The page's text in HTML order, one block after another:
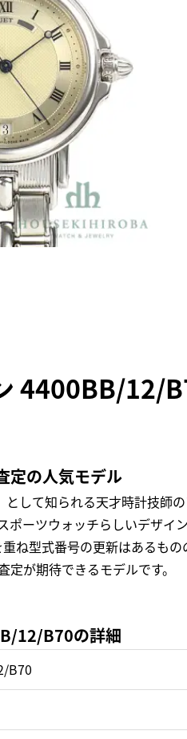
4400BB/12/
定の人気モデル
として知られる天才時計技
ポーツウォッチらしいデザ
ね型式番号の更新はあるも
が期待できるモデルです。
12/B70の詳細
B70